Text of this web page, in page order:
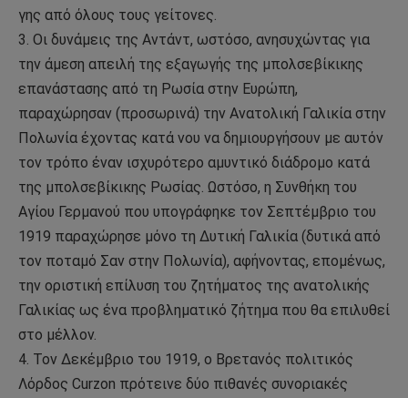
γης από όλους τους γείτονες.
3. Οι δυνάμεις της Αντάντ, ωστόσο, ανησυχώντας για
την άμεση απειλή της εξαγωγής της μπολσεβίκικης
επανάστασης από τη Ρωσία στην Ευρώπη,
παραχώρησαν (προσωρινά) την Ανατολική Γαλικία στην
Πολωνία έχοντας κατά νου να δημιουργήσουν με αυτόν
τον τρόπο έναν ισχυρότερο αμυντικό διάδρομο κατά
της μπολσεβίκικης Ρωσίας. Ωστόσο, η Συνθήκη του
Αγίου Γερμανού που υπογράφηκε τον Σεπτέμβριο του
1919 παραχώρησε μόνο τη Δυτική Γαλικία (δυτικά από
τον ποταμό Σαν στην Πολωνία), αφήνοντας, επομένως,
την οριστική επίλυση του ζητήματος της ανατολικής
Γαλικίας ως ένα προβληματικό ζήτημα που θα επιλυθεί
στο μέλλον.
4. Τον Δεκέμβριο του 1919, ο Βρετανός πολιτικός
Λόρδος Curzon πρότεινε δύο πιθανές συνοριακές